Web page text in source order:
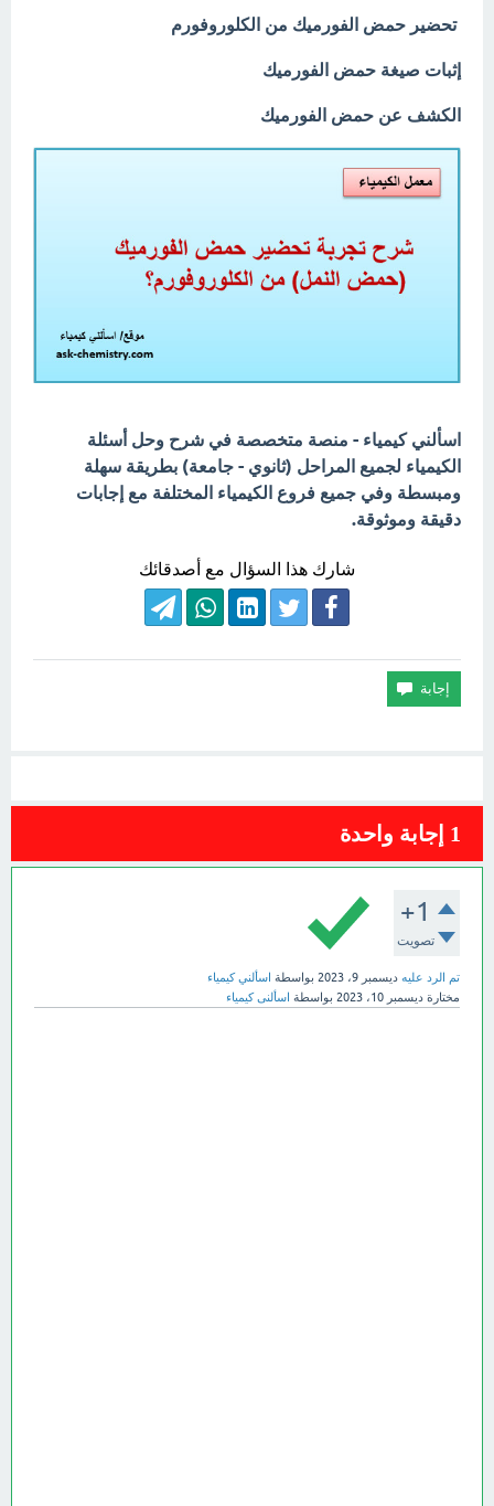
تحضير حمض الفورميك من الكلوروفورم
إثبات صيغة حمض الفورميك
الكشف عن حمض الفورميك
اسألني كيمياء - منصة متخصصة في شرح وحل أسئلة
الكيمياء لجميع المراحل (ثانوي - جامعة) بطريقة سهلة
ومبسطة وفي جميع فروع الكيمياء المختلفة مع إجابات
دقيقة وموثوقة.
شارك هذا السؤال مع أصدقائك
1 إجابة واحدة
+1
تصويت
تم الرد عليه ديسمبر 9، 2023 بواسطة اسألني كيمياء
مختارة ديسمبر 10، 2023 بواسطة اسألنى كيمياء